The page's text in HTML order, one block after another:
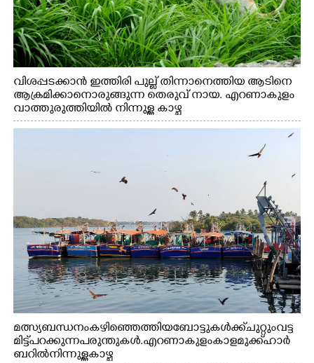
വിശപ്പടക്കാൻ ഇത്തിരി പുല്ല് തിന്നാനെത്തിയ ആടിനെ
ആക്രമിക്കാനൊരുങ്ങുന്ന തെരുവ് നായ. എറണാകുളം
വാത്തുരുത്തിയിൽ നിന്നുള്ള കാഴ്ച
മത്സ്യബന്ധനം കഴിഞ്ഞെത്തിയ ബോട്ടുകൾക്ക് ചുറ്റും വട്ട
മിട്ട് പറക്കുന്ന പരുന്തുകൾ. എറണാകുളം കാളമുക്ക് ഹാർ
ബറിൽ നിന്നുള്ള കാഴ്ച